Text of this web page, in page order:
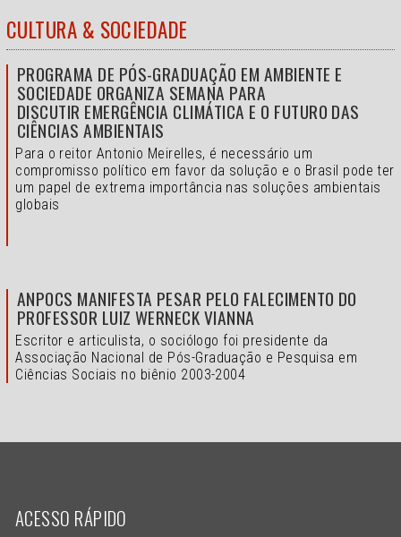
CULTURA & SOCIEDADE
PROGRAMA DE PÓS-GRADUAÇÃO EM AMBIENTE E
SOCIEDADE ORGANIZA SEMANA PARA
DISCUTIR EMERGÊNCIA CLIMÁTICA E O FUTURO DAS
CIÊNCIAS AMBIENTAIS
Para o reitor Antonio Meirelles, é necessário um
compromisso político em favor da solução e o Brasil pode ter
um papel de extrema importância nas soluções ambientais
globais
ANPOCS MANIFESTA PESAR PELO FALECIMENTO DO
PROFESSOR LUIZ WERNECK VIANNA
Escritor e articulista, o sociólogo foi presidente da
Associação Nacional de Pós-Graduação e Pesquisa em
Ciências Sociais no biênio 2003-2004
ACESSO RÁPIDO